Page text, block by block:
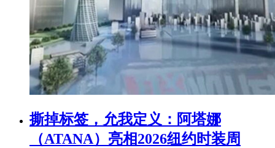
撕掉标签，允我定义：阿塔娜
（ATANA）亮相2026纽约时装周